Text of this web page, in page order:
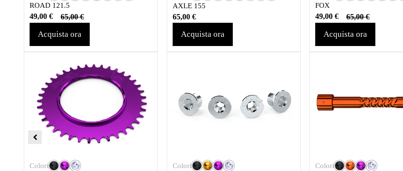
ROAD 121.5
65,00€
49,00€
Acquista ora
AXLE 155
65,00 €
Acquista ora
FOX
65,00€
49,00 €
Acquista ora
Colori Colori Colori